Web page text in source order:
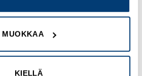
MUOKKAA
KIELLÄ